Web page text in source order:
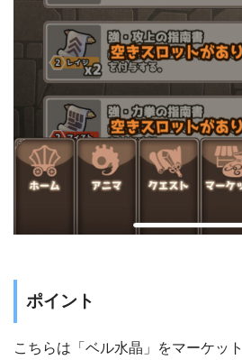
ポイント
こちらは「ベル水晶」をマーケッ